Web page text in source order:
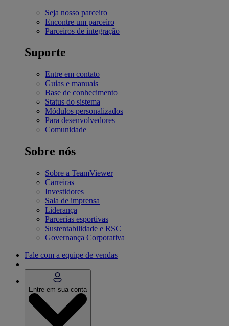
Seja nosso parceiro
Encontre um parceiro
Parceiros de integração
Suporte
Entre em contato
Guias e manuais
Base de conhecimento
Status do sistema
Módulos personalizados
Para desenvolvedores
Comunidade
Sobre nós
Sobre a TeamViewer
Carreiras
Investidores
Sala de imprensa
Liderança
Parcerias esportivas
Sustentabilidade e RSC
Governança Corporativa
Fale com a equipe de vendas
Entre em sua conta